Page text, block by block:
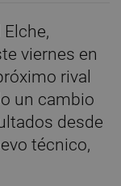
Elche,
viernes en
rival
un cambio
desde
técnico,